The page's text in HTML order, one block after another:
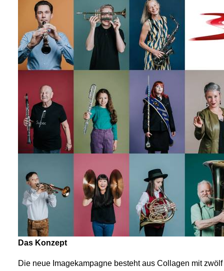
Das Konzept
Die neue Imagekampagne besteht aus Collagen mit zwölf